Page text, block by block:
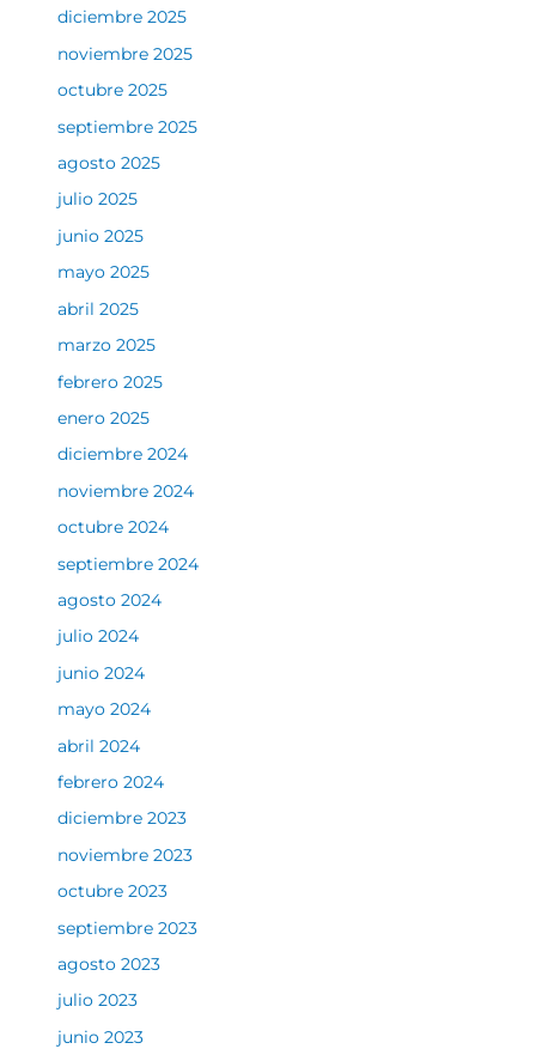
diciembre 2025
noviembre 2025
octubre 2025
septiembre 2025
agosto 2025
julio 2025
junio 2025
mayo 2025
abril 2025
marzo 2025
febrero 2025
enero 2025
diciembre 2024
noviembre 2024
octubre 2024
septiembre 2024
agosto 2024
julio 2024
junio 2024
mayo 2024
abril 2024
febrero 2024
diciembre 2023
noviembre 2023
octubre 2023
septiembre 2023
agosto 2023
julio 2023
junio 2023